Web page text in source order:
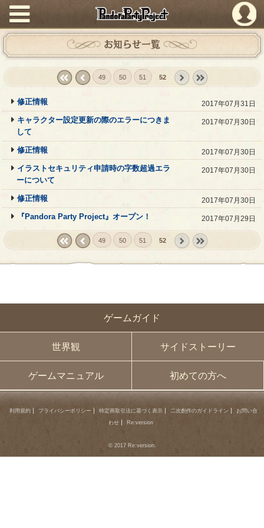
PandoraPartyProject
ゲームガイド
世界観 サイドストーリー
ゲームマニュアル 初めての方へ
お知らせ一覧
49 50 51 52
修正情報 2017年07月31日
キャラクター設定更新の際のエラーにつきま
して
2017年07月30日
修正情報 2017年07月30日
イラストセキュリティ申請時の字数超過エラ
ーについて
2017年07月30日
修正情報 2017年07月30日
『Pandora Party Project』オープン！ 2017年07月29日
49 50 51 52
利用規約 プライバシーポリシー 特定商取引法に基づく表示 二次創作のガイドライン
お問い合
わせ
Re:version
© 2017 Re:version.